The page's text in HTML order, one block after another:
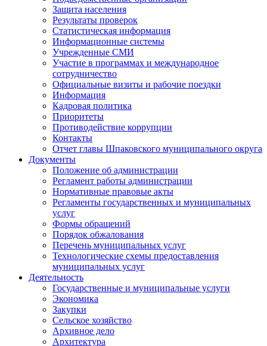
Защита населения
Результаты проверок
Статистическая информация
Информационные системы
Учрежденные СМИ
Участие в программах и международное
сотрудничество
Официальные визиты и рабочие поездки
Информация
Кадровая политика
Приоритеты
Противодействие коррупции
Контакты
Отчет главы Шпаковского муниципального округа
Документы
Положение об администрации
Регламент работы администрации
Нормативные правовые акты
Регламенты государственных и муниципальных
услуг
Формы обращений
Порядок обжалования
Перечень муниципальных услуг
Технологические схемы предоставления
муниципальных услуг
Деятельность
Государственные и муниципальные услуги
Экономика
Закупки
Сельское хозяйство
Архивное дело
Архитектура